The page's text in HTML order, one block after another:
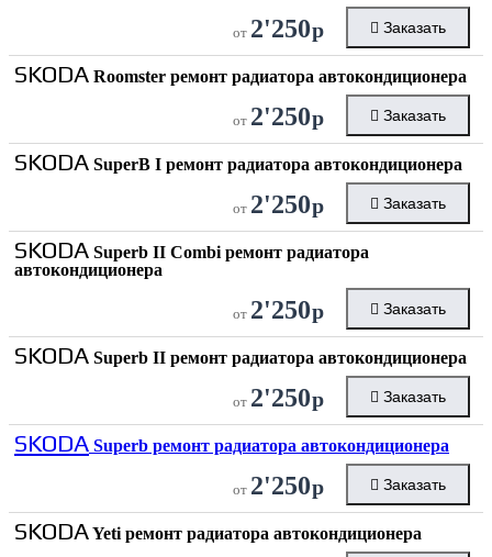
от 2'250р Заказать
SKODA Roomster ремонт радиатора автокондиционера
от 2'250р Заказать
SKODA SuperB I ремонт радиатора автокондиционера
от 2'250р Заказать
SKODA Superb II Combi ремонт радиатора
автокондиционера
от 2'250р Заказать
SKODA Superb II ремонт радиатора автокондиционера
от 2'250р Заказать
SKODA Superb ремонт радиатора автокондиционера
от 2'250р Заказать
SKODAYeti ремонт радиатора автокондиционера